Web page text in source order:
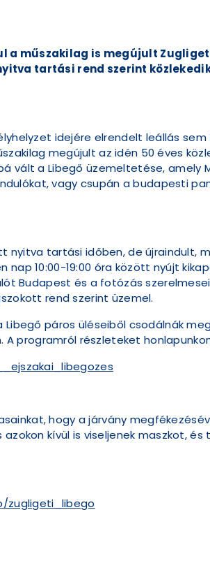
műszakilag is megújult
tartási rend szerint
idejére elrendelt leállás
megújult az idén 50 éves
a Libegő üzemeltetése, amely
vagy csupán a budapesti
nyitva tartási időben, de újraindult,
10:00-19:00 óra között nyújt
Budapest és a fotózás
rend szerint üzemel.
Libegő páros üléseiből csodálnák
A programról részleteket
hogy a járvány
kívül is viseljenek maszkot,
zugligeti_libego